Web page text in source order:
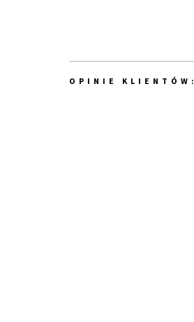
OPINIE KLIENTÓW: